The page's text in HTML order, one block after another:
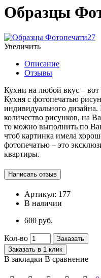
Образцы
Увеличить
Описание
Отзывы
Кухни на любой вкус – вот
Кухня с фотопечатью
индивидуального
количество рисунков, на
то можно выполнить по
чтоб картинка имела
фотопечатью – это
квартиры.
Артикул: 177
В наличии
600 руб.
Кол-во
Заказать
Заказать в 1 клик
В закладки В сравнение